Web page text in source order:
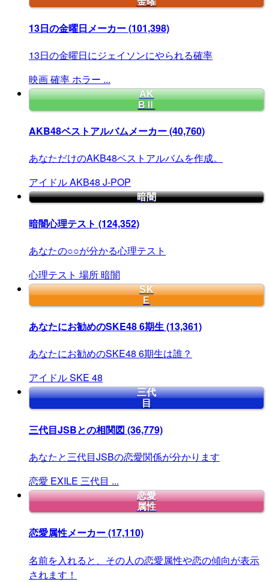
13日の金曜日メーカー(101,398)
13日の金曜日にジェイソンにやられる確率
映画確率ホラー ...
AK
BⅡ
AKB48ベストアルバムメーカー(40,760)
あなただけのAKB48ベストアルバムを作成。
アイドルAKB48 J-POP
暗闇
暗闇心理テスト (124,352)
あなたの○○が分かる心理テスト
心理テスト 場所暗闇
SK
E
あなたにお勧めのSKE48 6期生(13,361)
あなたにお勧めのSKE48 6期生は誰？
アイドルSKE 48
三代
目
三代目JSBとの相関図 (36,779)
あなたと三代目JSBの恋愛関係が分かります
恋愛 EXILE 三代目 ...
恋愛
属性
恋愛属性メーカー(17,110)
名前を入れると、その人の恋愛属性や恋の傾向が表示
されます！